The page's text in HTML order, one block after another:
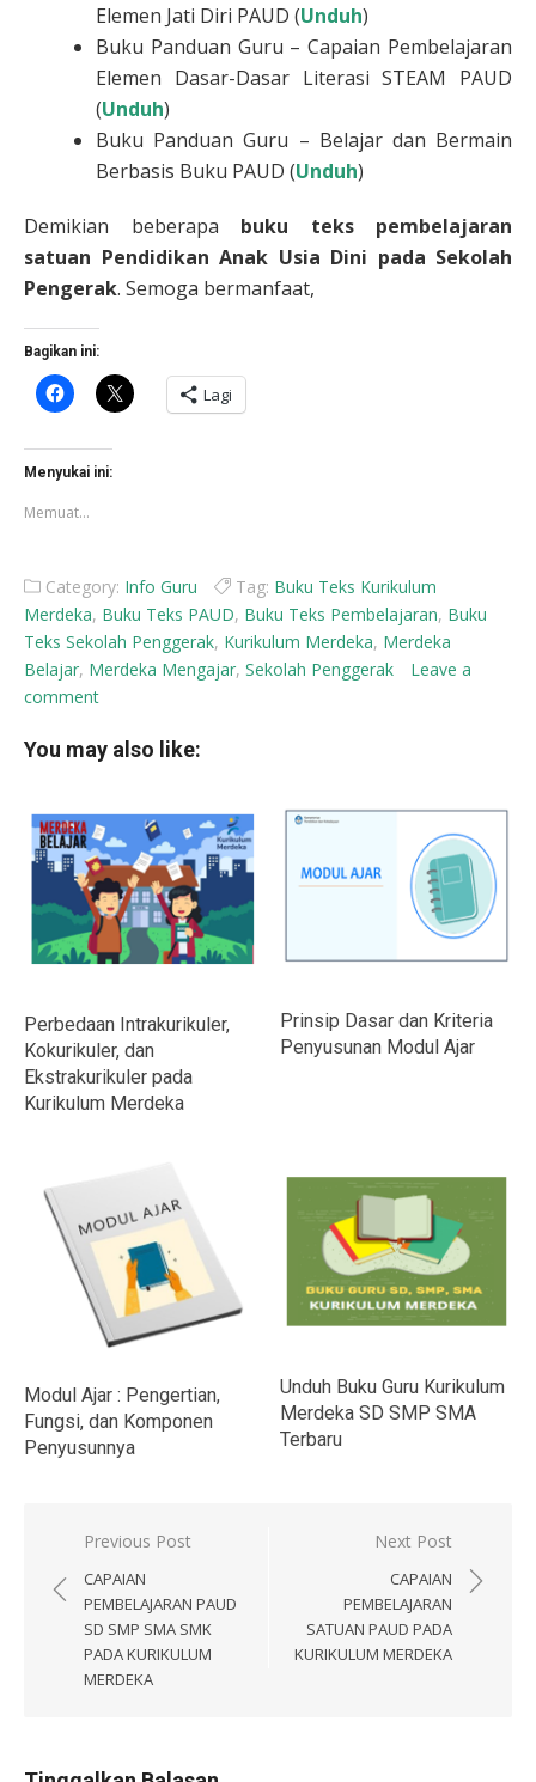
Elemen Jati Diri PAUD (Unduh)
Buku Panduan Guru – Capaian Pembelajaran
Elemen Dasar-Dasar Literasi STEAM PAUD
(Unduh)
Buku Panduan Guru – Belajar dan Bermain
Berbasis Buku PAUD (Unduh)
Demikian beberapa buku teks pembelajaran
satuan Pendidikan Anak Usia Dini pada Sekolah
Pengerak. Semoga bermanfaat,
Bagikan ini:
Klik
untuk
Facebook(Membuka
di
jendela
baru)
Klik
untuk
berbagi
Lagi
Menyukai ini:
Memuat...
Category: Info Guru Tag: Buku Teks Kurikulum
Merdeka, Buku Teks PAUD, Buku Teks Pembelajaran, Buku
Teks Sekolah Penggerak, Kurikulum Merdeka, Merdeka
Belajar, Merdeka Mengajar, Sekolah Penggerak
Leave a
comment
You may also like:
Perbedaan Intrakurikuler,
Kokurikuler, dan
Ekstrakurikuler pada
Kurikulum Merdeka
Prinsip Dasar dan Kriteria
Penyusunan Modul Ajar
Modul Ajar : Pengertian,
Fungsi, dan Komponen
Penyusunnya
Unduh Buku Guru Kurikulum
Merdeka SD SMP SMA
Terbaru
Navigasi
pos
Previous Post
CAPAIAN
PEMBELAJARAN PAUD
SD SMP SMA SMK
PADA KURIKULUM
MERDEKA
Next Post
CAPAIAN
PEMBELAJARAN
SATUAN PAUD PADA
KURIKULUM MERDEKA